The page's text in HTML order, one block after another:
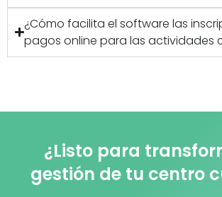
¿Cómo facilita el software las
pagos online para las actividades
¿Listo para
gestión de tu centro